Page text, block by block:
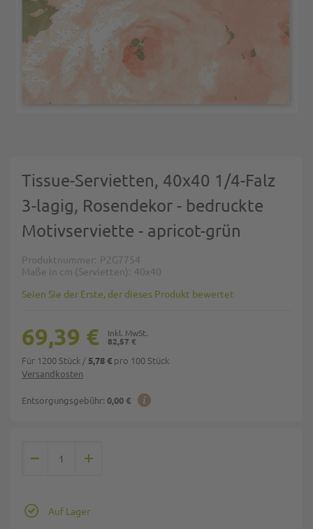
Tissue-Servietten, 40x40 1/4-Falz
3-lagig, Rosendekor - bedruckte
Motivserviette - apricot-grün
Produktnummer P2G7754
Maße in cm (Servietten)
40x40
Seien Sie der Erste, der dieses Produkt bewertet
Versandkosten
Entsorgungsgebühr: 0,00 €
82,57 €
69,39 €
Für 1200 Stück / 5,78 € pro 100 Stück
Auf Lager